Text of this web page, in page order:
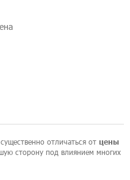
отличаться от цены
сторону под влиянием многих